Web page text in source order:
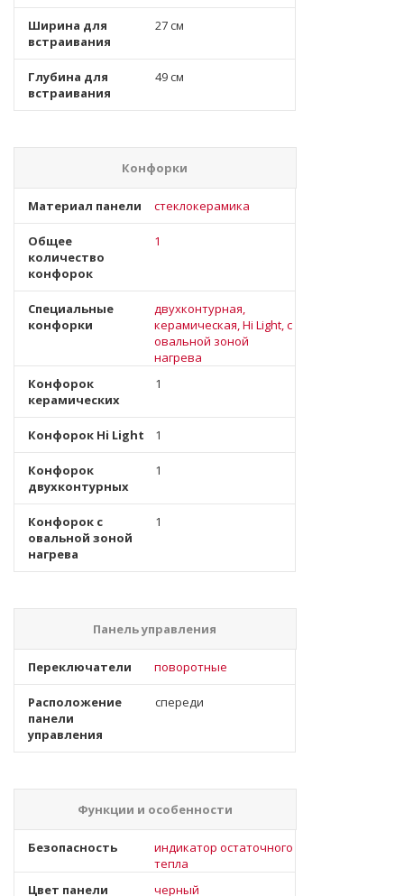
Ширина для
встраивания
27 см
Глубина для
встраивания
49 см
Конфорки
Материал панели стеклокерамика
Общее
количество
конфорок
1
Специальные
конфорки
двухконтурная,
керамическая, Hi Light, с
овальной зоной
нагрева
Конфорок
керамических
1
Конфорок Hi Light 1
Конфорок
двухконтурных
1
Конфорок с
овальной зоной
нагрева
1
Панель управления
Переключатели поворотные
Расположение
панели
управления
спереди
Функции и особенности
Безопасность
индикатор остаточного
тепла
Цвет панели
черный